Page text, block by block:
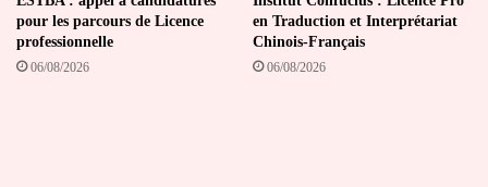
pour les parcours de Licence
professionnelle
06/08/2026
en Traduction et Interprétariat
Chinois-Français
06/08/2026